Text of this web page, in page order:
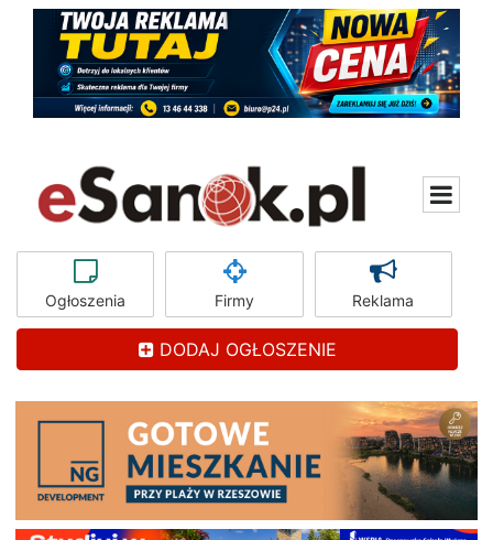
Ogłoszenia Firmy Reklama
DODAJ OGŁOSZENIE